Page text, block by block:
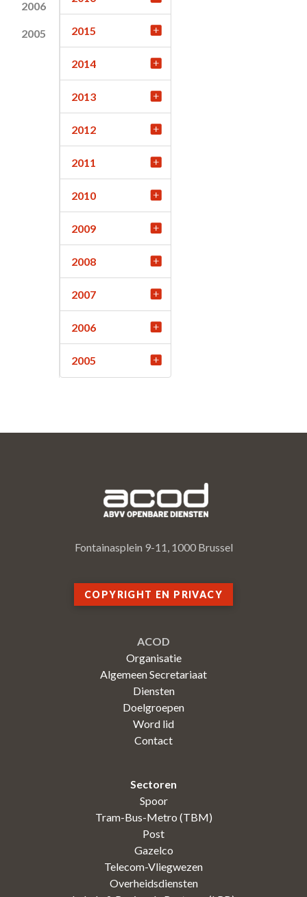
2006
2005 2015
2014
2013
2012
2011
2010
2009
2008
2007
2006
2005
Fontainasplein 9-11, 1000 Brussel
COPYRIGHT EN PRIVACY
ACOD
Organisatie
Algemeen Secretariaat
Diensten
Doelgroepen
Word lid
Contact
Sectoren
Spoor
Tram-Bus-Metro (TBM)
Post
Gazelco
Telecom-Vliegwezen
Overheidsdiensten